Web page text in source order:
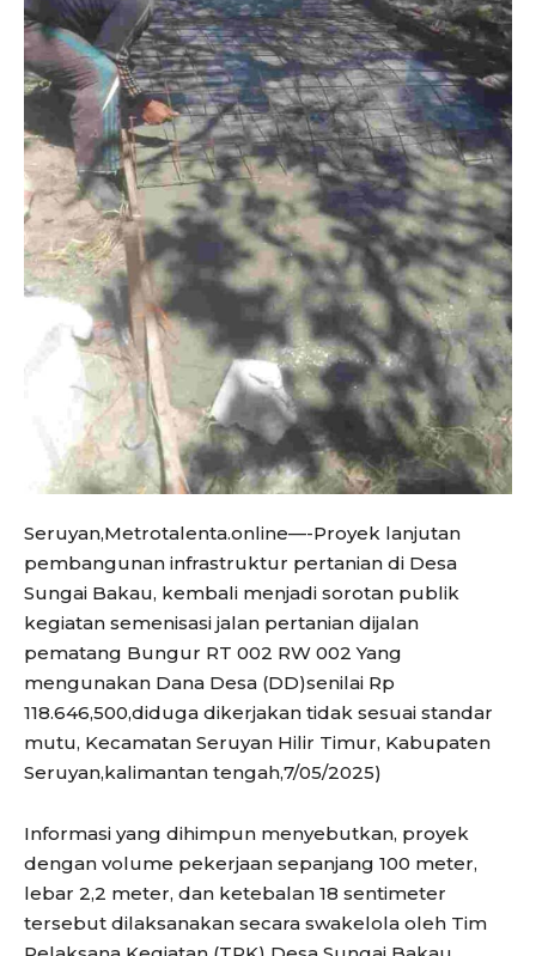
Seruyan,Metrotalenta.online—-Proyek lanjutan
pembangunan infrastruktur pertanian di Desa
Sungai Bakau, kembali menjadi sorotan publik
kegiatan semenisasi jalan pertanian dijalan
pematang Bungur RT 002 RW 002 Yang
mengunakan Dana Desa (DD)senilai Rp
118.646,500,diduga dikerjakan tidak sesuai standar
mutu, Kecamatan Seruyan Hilir Timur, Kabupaten
Seruyan,kalimantan tengah,7/05/2025)
Informasi yang dihimpun menyebutkan, proyek
dengan volume pekerjaan sepanjang 100 meter,
lebar 2,2 meter, dan ketebalan 18 sentimeter
tersebut dilaksanakan secara swakelola oleh Tim